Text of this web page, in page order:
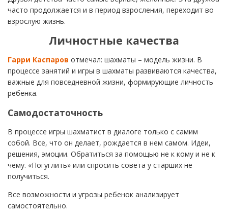
часто продолжается и в период взросления, переходит во
взрослую жизнь.
Личностные качества
Гарри Каспаров отмечал: шахматы – модель жизни. В
процессе занятий и игры в шахматы развиваются качества,
важные для повседневной жизни, формирующие личность
ребенка.
Самодостаточность
В процессе игры шахматист в диалоге только с самим
собой. Все, что он делает, рождается в нем самом. Идеи,
решения, эмоции. Обратиться за помощью не к кому и не к
чему. «Погуглить» или спросить совета у старших не
получиться.
Все возможности и угрозы ребенок анализирует
самостоятельно.